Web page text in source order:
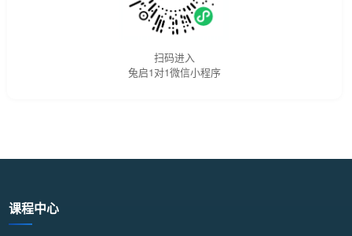
扫码进入
兔启1对1微信小程序
课程中心